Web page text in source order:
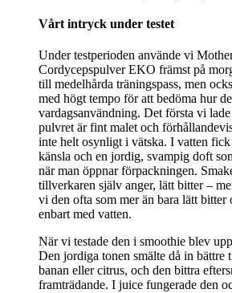
Vårt intryck under testet
Under testperioden använde vi
Cordycepspulver EKO främst på
till medelhårda träningspass, men
med högt tempo för att bedöma hur
vardagsanvändning. Det första vi
pulvret är fint malet och
inte helt osynligt i vätska. I vatten
känsla och en jordig, svampig doft
när man öppnar förpackningen.
tillverkaren själv anger, lätt bitter –
vi den ofta som mer än bara lätt bitter
enbart med vatten.
När vi testade den i smoothie blev
Den jordiga tonen smälte då in bättre
banan eller citrus, och den bittra
framträdande. I juice fungerade den